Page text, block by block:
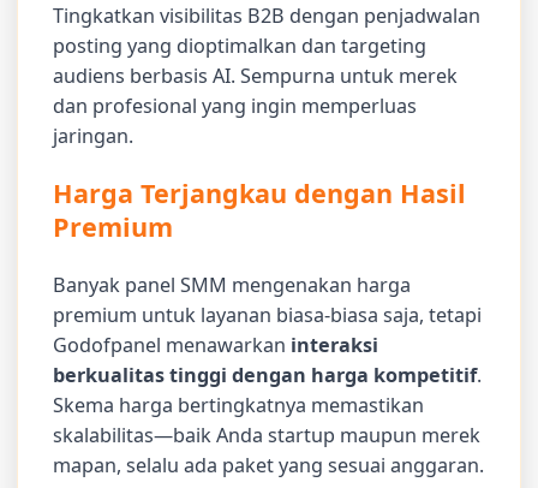
Tingkatkan visibilitas B2B dengan penjadwalan
posting yang dioptimalkan dan targeting
audiens berbasis AI. Sempurna untuk merek
dan profesional yang ingin memperluas
jaringan.
Harga Terjangkau dengan Hasil
Premium
Banyak panel SMM mengenakan harga
premium untuk layanan biasa-biasa saja, tetapi
Godofpanel menawarkan interaksi
berkualitas tinggi dengan harga kompetitif.
Skema harga bertingkatnya memastikan
skalabilitas—baik Anda startup maupun merek
mapan, selalu ada paket yang sesuai anggaran.